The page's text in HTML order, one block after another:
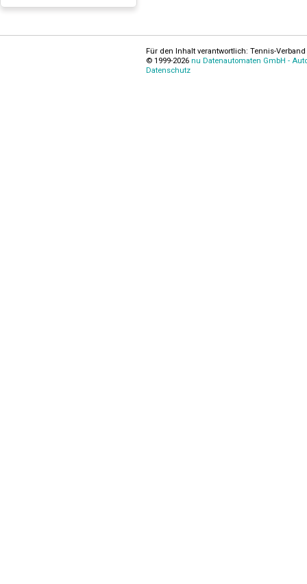
Für den Inhalt verantwortlich: Tennis-
© 1999-2026 nu Datenautomaten GmbH -
Datenschutz